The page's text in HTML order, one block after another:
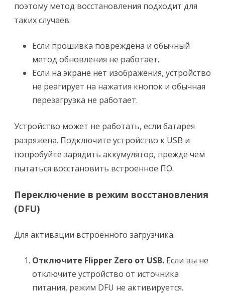
поэтому метод восстановления подходит для
таких случаев:
Если прошивка повреждена и обычный
метод обновления не работает.
Если на экране нет изображения, устройство
не реагирует на нажатия кнопок и обычная
перезагрузка не работает.
Устройство может не работать, если батарея
разряжена. Подключите устройство к USB и
попробуйте зарядить аккумулятор, прежде чем
пытаться восстановить встроенное ПО.
Переключение в режим восстановления
(DFU)
Для активации встроенного загрузчика:
Отключите Flipper Zero от USB. Если вы не
отключите устройство от источника
питания, режим DFU не активируется.